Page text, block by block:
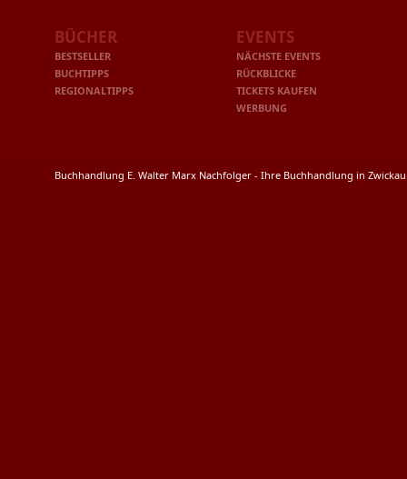
BÜCHER
BESTSELLER
BUCHTIPPS
REGIONALTIPPS
EVENTS
NÄCHSTE EVENTS
RÜCKBLICKE
TICKETS KAUFEN
WERBUNG
Buchhandlung E. Walter Marx Nachfolger - Ihre Buchhandlung in